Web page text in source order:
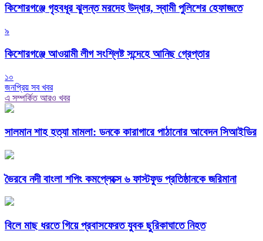
কিশোরগঞ্জে গৃহবধূর ঝুলন্ত মরদেহ উদ্ধার, স্বামী পুলিশের হেফাজতে
৯
কিশোরগঞ্জে আওয়ামী লীগ সংশ্লিষ্ট সন্দেহে আনিছ গ্রেপ্তার
১০
জনপ্রিয় সব খবর
এ সম্পর্কিত আরও খবর
সালমান শাহ হত্যা মামলা: ডনকে কারাগারে পাঠানোর আবেদন সিআইডির
ভৈরবে নদী বাংলা শপিং কমপ্লেক্সে ৬ ফাস্টফুড প্রতিষ্ঠানকে জরিমানা
বিলে মাছ ধরতে গিয়ে প্রবাসফেরত যুবক ছুরিকাঘাতে নিহত